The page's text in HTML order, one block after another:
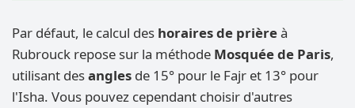
Par défaut, le calcul des horaires de prièreà
Rubrouck repose sur la méthode Mosquée de Paris,
utilisant desangles de 15° pour le Fajr et 13° pour
l'Isha. Vous pouvez cependant choisir d'autres